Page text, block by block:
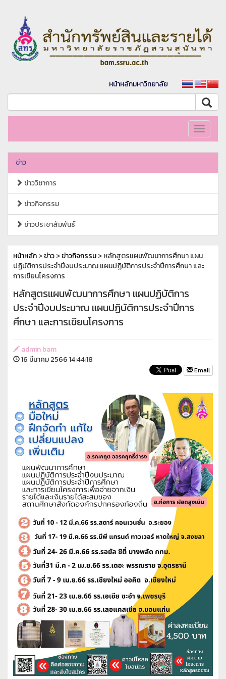
หน้าหลักมหาวิทยาลัย
Toggle
ข่าว
ข่าววิชาการ
ข่าวกิจกรรม
ข่าวประชาสัมพันธ์
หน้าหลัก>ข่าว>ข่าวกิจกรรม> หลักสูตรแผนพัฒนาการศึกษา แผน
ปฏิบัติการประจำปีงบประมาณ แผนปฏิบัติการประจำปีการศึกษา และ
การเขียนโครงการ
หลักสูตรแผนพัฒนาการศึกษา แผนปฏิบัติการ
ประจำปีงบประมาณ แผนปฏิบัติการประจำปีการ
ศึกษา และการเขียนโครงการ
admin bam
16 มีนาคม 2566 14:44:18
Email